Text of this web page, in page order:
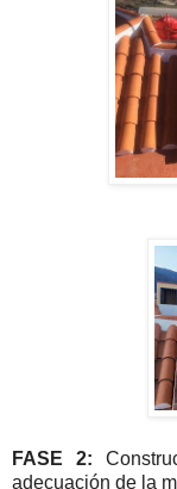
FASE 2:
adecuación de la